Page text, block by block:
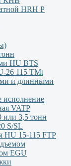
НRH P
HU BTS
26 115 TMt
и длинными
исполнение
VATP
или 3,5 тонн
S/SL
HU 15-115 FTP
EGU